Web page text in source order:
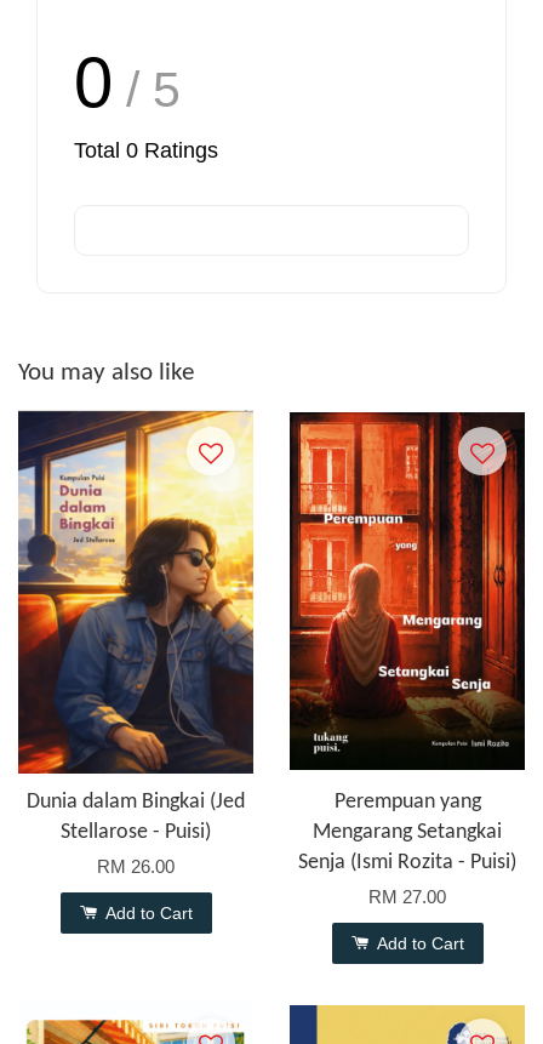
0 / 5
Total 0 Ratings
You may also like
Dunia dalam Bingkai (Jed
Stellarose - Puisi)
RM 26.00
Add to Cart
Perempuan yang
Mengarang Setangkai
Senja (Ismi Rozita - Puisi)
RM 27.00
Add to Cart